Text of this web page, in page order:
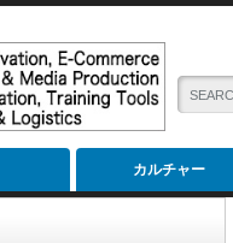
カルチャー